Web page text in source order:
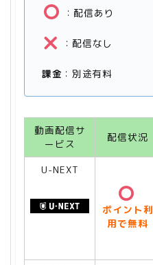
：配信あり
：配信なし
課金 ：別途有料
動画配信サ
ービス
配信状況
U-NEXT
ポイント利
用で無料